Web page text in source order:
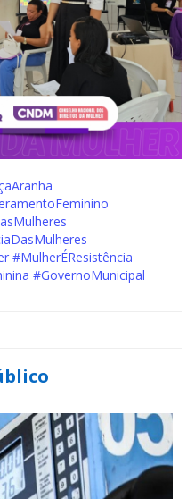
#MulherÉResistência
#GovernoMunicipal